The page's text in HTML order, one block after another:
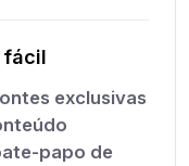
fácil
exclusivas
papo de